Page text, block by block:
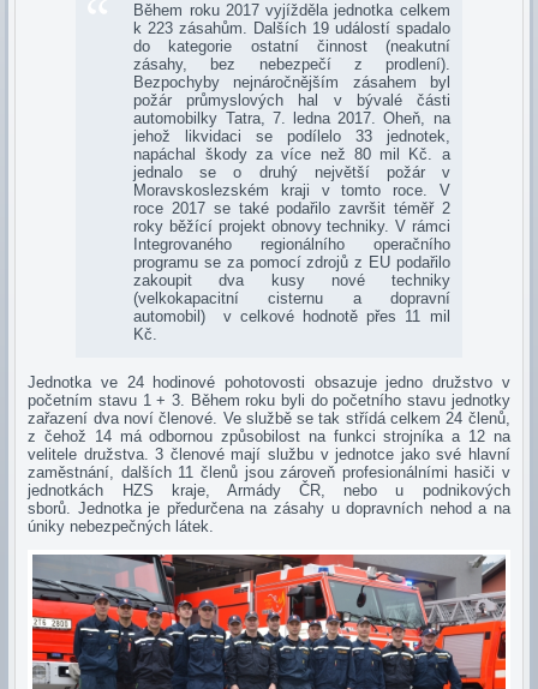
Během roku 2017 vyjížděla jednotka celkem
k 223 zásahům. Dalších 19 událostí spadalo
do kategorie ostatní činnost (neakutní
zásahy, bez nebezpečí z prodlení).
Bezpochyby nejnáročnějším zásahem byl
požár průmyslových hal v bývalé části
automobilky Tatra, 7. ledna 2017. Oheň, na
jehož likvidaci se podílelo 33 jednotek,
napáchal škody za více než 80 mil Kč. a
jednalo se o druhý největší požár v
Moravskoslezském kraji v tomto roce. V
roce 2017 se také podařilo završit téměř 2
roky běžící projekt obnovy techniky. V rámci
Integrovaného regionálního operačního
programu se za pomocí zdrojů z EU podařilo
zakoupit dva kusy nové techniky
(velkokapacitní cisternu a dopravní
automobil) v celkové hodnotě přes 11 mil
Kč.
Jednotka ve 24 hodinové pohotovosti obsazuje jedno družstvo v
početním stavu 1 + 3. Během roku byli do početního stavu jednotky
zařazení dva noví členové. Ve službě se tak střídá celkem 24 členů,
z čehož 14 má odbornou způsobilost na funkci strojníka a 12 na
velitele družstva. 3 členové mají službu v jednotce jako své hlavní
zaměstnání, dalších 11 členů jsou zároveň profesionálními hasiči v
jednotkách HZS kraje, Armády ČR, nebo u podnikových
sborů. Jednotka je předurčena na zásahy u dopravních nehod a na
úniky nebezpečných látek.